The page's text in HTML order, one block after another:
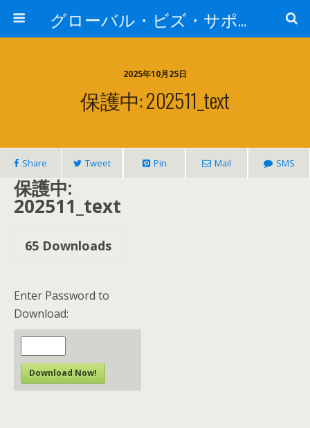
グローバル・ビズ・サポート株式会社
2025年10月25日
保護中: 202511_text
Share Tweet Pin Mail SMS
保護中:
202511_text
65 Downloads
Enter Password to
Download:
Download Now!